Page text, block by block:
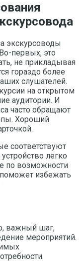
экскурсоводы
первых, это
не прикладывая
гораздо более
слушателей.
на открытом
аудитории. И
часто обращают
Хороший
соответствуют
легко
по возможности
поможет избежать
важный шаг,
мероприятий.